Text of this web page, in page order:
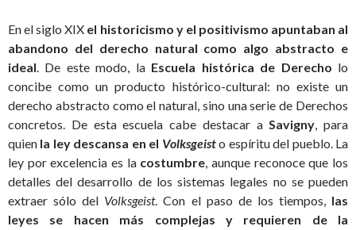
En el siglo XIX el historicismo y el positivismo apuntaban al
abandono del derecho natural como algo abstracto e
ideal. De este modo, la Escuela histórica de Derecho lo
concibe como un producto histórico-cultural: no existe un
derecho abstracto como el natural, sino una serie de Derechos
concretos. De esta escuela cabe destacar aSavigny, para
quien la ley descansa en el Volksgeisto espíritu del pueblo. La
ley por excelencia es la costumbre, aunque reconoce que los
detalles del desarrollo de los sistemas legales no se pueden
extraer sólo del Volksgeist. Con el paso de los tiempos, las
leyes se hacen más complejas y requieren de la